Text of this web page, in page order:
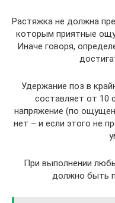
Растяжка не должна
которым приятные
Иначе говоря,
Удержание поз в
составляет от 10
напряжение (по
нет – и если этого не
При выполнении
должно быть